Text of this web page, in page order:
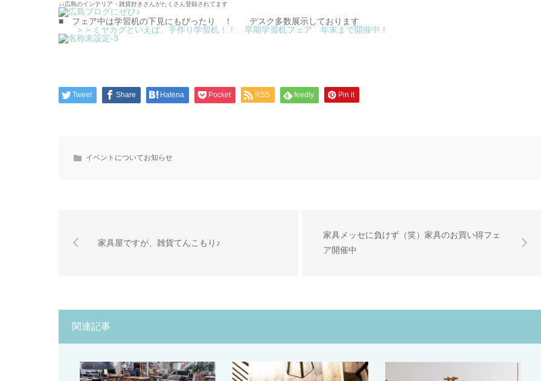
↓↓広島のインテリア・雑貨好きさんがたくさん登録されてます
■ フェア中は学習机の下見にもぴったり ！ デスク多数展示しております
＞＞ミヤカグといえば、手作り学習机！！ 早期学習机フェア 年末まで開催中！
Tweet Share Hatena Pocket RSS feedly Pin it
イベントについてお知らせ
家具屋ですが、雑貨てんこもり♪
家具メッセに負けず（笑）家具のお買い得フェ
ア開催中
関連記事